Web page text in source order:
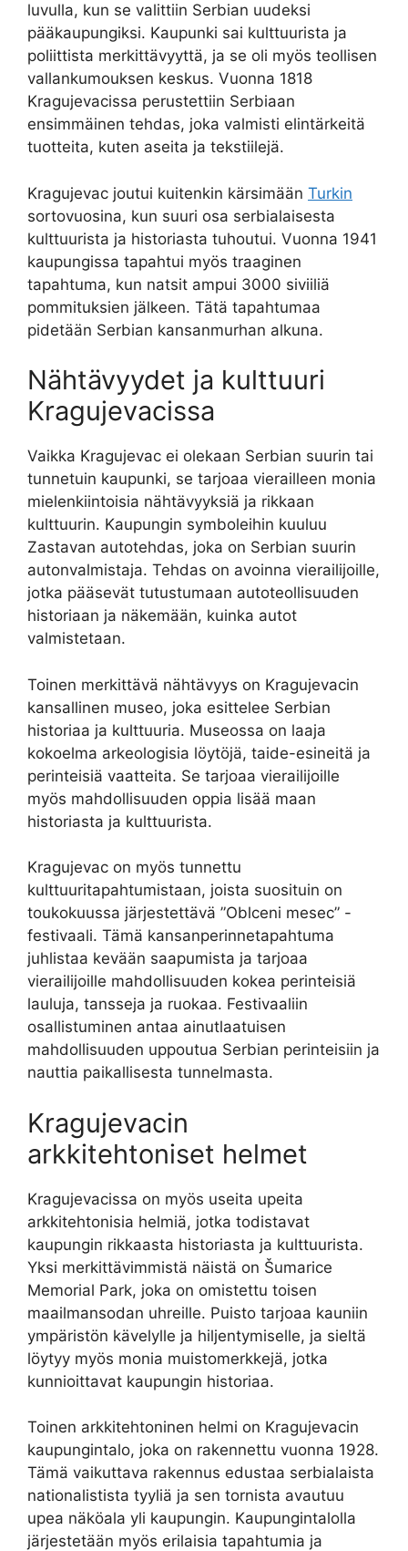
luvulla, kun se valittiin Serbian uudeksi
pääkaupungiksi. Kaupunki sai kulttuurista ja
poliittista merkittävyyttä, ja se oli myös teollisen
vallankumouksen keskus. Vuonna 1818
Kragujevacissa perustettiin Serbiaan
ensimmäinen tehdas, joka valmisti elintärkeitä
tuotteita, kuten aseita ja tekstiilejä.
Kragujevac joutui kuitenkin kärsimään Turkin
sortovuosina, kun suuri osa serbialaisesta
kulttuurista ja historiasta tuhoutui. Vuonna 1941
kaupungissa tapahtui myös traaginen
tapahtuma, kun natsit ampui 3000 siviiliä
pommituksien jälkeen. Tätä tapahtumaa
pidetään Serbian kansanmurhan alkuna.
Nähtävyydet ja kulttuuri
Kragujevacissa
Vaikka Kragujevac ei olekaan Serbian suurin tai
tunnetuin kaupunki, se tarjoaa vierailleen monia
mielenkiintoisia nähtävyyksiä ja rikkaan
kulttuurin. Kaupungin symboleihin kuuluu
Zastavan autotehdas, joka on Serbian suurin
autonvalmistaja. Tehdas on avoinna vierailijoille,
jotka pääsevät tutustumaan autoteollisuuden
historiaan ja näkemään, kuinka autot
valmistetaan.
Toinen merkittävä nähtävyys on Kragujevacin
kansallinen museo, joka esittelee Serbian
historiaa ja kulttuuria. Museossa on laaja
kokoelma arkeologisia löytöjä, taide-esineitä ja
perinteisiä vaatteita. Se tarjoaa vierailijoille
myös mahdollisuuden oppia lisää maan
historiasta ja kulttuurista.
Kragujevac on myös tunnettu
kulttuuritapahtumistaan, joista suosituin on
toukokuussa järjestettävä ”Oblceni mesec” -
festivaali. Tämä kansanperinnetapahtuma
juhlistaa kevään saapumista ja tarjoaa
vierailijoille mahdollisuuden kokea perinteisiä
lauluja, tansseja ja ruokaa. Festivaaliin
osallistuminen antaa ainutlaatuisen
mahdollisuuden uppoutua Serbian perinteisiin ja
nauttia paikallisesta tunnelmasta.
Kragujevacin
arkkitehtoniset helmet
Kragujevacissa on myös useita upeita
arkkitehtonisia helmiä, jotka todistavat
kaupungin rikkaasta historiasta ja kulttuurista.
Yksi merkittävimmistä näistä on Šumarice
Memorial Park, joka on omistettu toisen
maailmansodan uhreille. Puisto tarjoaa kauniin
ympäristön kävelylle ja hiljentymiselle, ja sieltä
löytyy myös monia muistomerkkejä, jotka
kunnioittavat kaupungin historiaa.
Toinen arkkitehtoninen helmi on Kragujevacin
kaupungintalo, joka on rakennettu vuonna 1928.
Tämä vaikuttava rakennus edustaa serbialaista
nationalistista tyyliä ja sen tornista avautuu
upea näköala yli kaupungin. Kaupungintalolla
järjestetään myös erilaisia tapahtumia ja